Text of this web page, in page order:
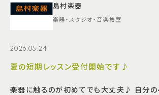
グルメ＆フード
島村楽器
楽器・スタジオ・音楽教室
2026.05.24
夏の短期レッスン受付開始です♪
楽器に触るのが初めてでも大丈夫♪ 自分の